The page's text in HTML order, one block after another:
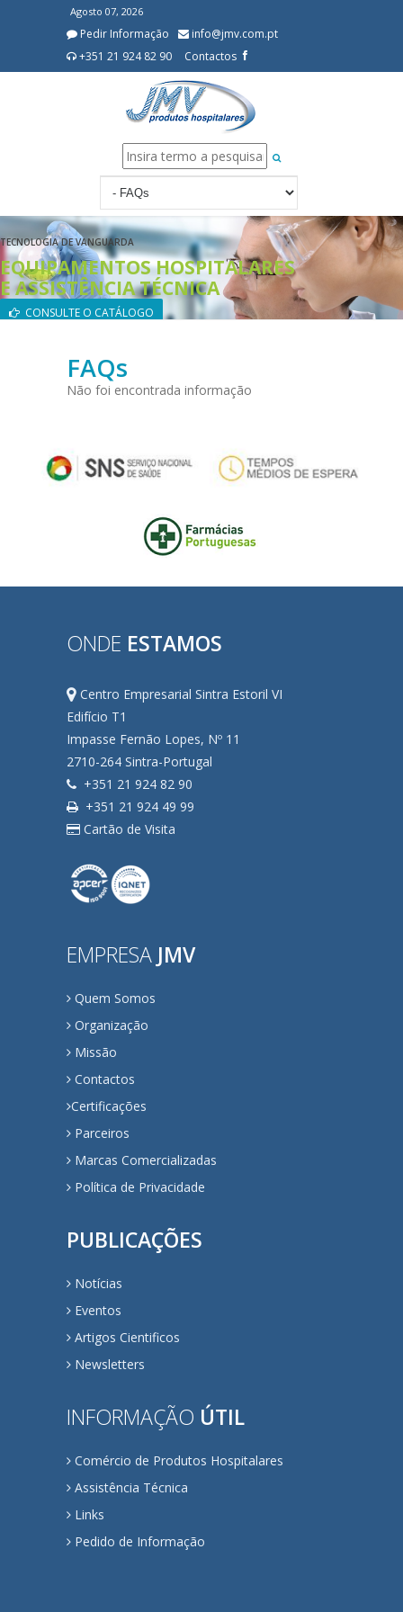
Agosto 07, 2026
Pedir Informação
info@jmv.com.pt
+351 21 924 82 90
Contactos
TECNOLOGIA DE VANGUARDA
EQUIPAMENTOS HOSPITALARES
E ASSISTÊNCIA TÉCNICA
CONSULTE O CATÁLOGO
FAQs
Não foi encontrada informação
ONDE ESTAMOS
Centro Empresarial Sintra Estoril VI
Edifício T1
Impasse Fernão Lopes, Nº 11
2710-264 Sintra-Portugal
+351 21 924 82 90
+351 21 924 49 99
Cartão de Visita
EMPRESA JMV
Quem Somos
Organização
Missão
Contactos
Certificações
Parceiros
Marcas Comercializadas
Política de Privacidade
PUBLICAÇÕES
Notícias
Eventos
Artigos Cientificos
Newsletters
INFORMAÇÃO ÚTIL
Comércio de Produtos Hospitalares
Assistência Técnica
Links
Pedido de Informação